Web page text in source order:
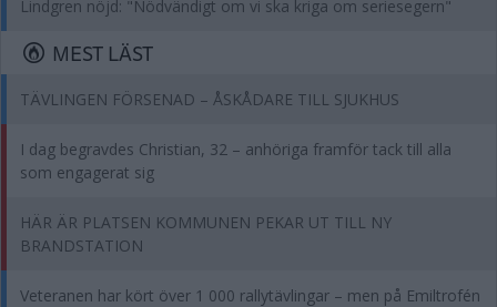
Lindgren nöjd: "Nödvändigt om vi ska kriga om seriesegern"
MEST LÄST
TÄVLINGEN FÖRSENAD – ÅSKÅDARE TILL SJUKHUS
I dag begravdes Christian, 32 – anhöriga framför tack till alla
som engagerat sig
HÄR ÄR PLATSEN KOMMUNEN PEKAR UT TILL NY
BRANDSTATION
Veteranen har kört över 1 000 rallytävlingar – men på Emiltrofén